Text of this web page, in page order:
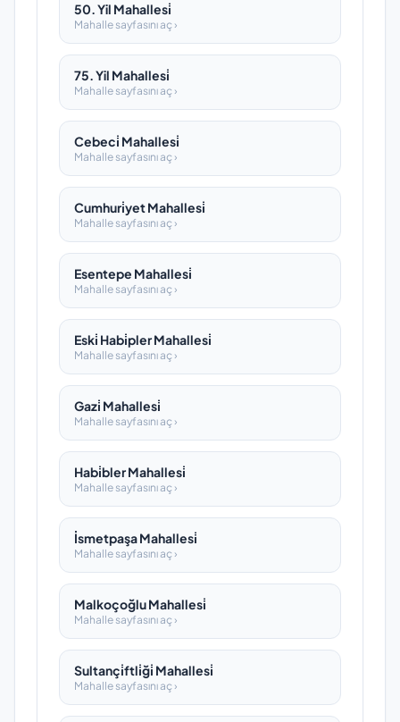
50. Yil Mahallesi̇
Mahalle sayfasını aç ›
75. Yil Mahallesi̇
Mahalle sayfasını aç ›
Cebeci̇ Mahallesi̇
Mahalle sayfasını aç ›
Cumhuri̇yet Mahallesi̇
Mahalle sayfasını aç ›
Esentepe Mahallesi̇
Mahalle sayfasını aç ›
Eski̇ Habi̇pler Mahallesi̇
Mahalle sayfasını aç ›
Gazi̇ Mahallesi̇
Mahalle sayfasını aç ›
Habi̇bler Mahallesi̇
Mahalle sayfasını aç ›
İsmetpaşa Mahallesi̇
Mahalle sayfasını aç ›
Malkoçoğlu Mahallesi̇
Mahalle sayfasını aç ›
Sultançi̇ftli̇ği̇ Mahallesi̇
Mahalle sayfasını aç ›